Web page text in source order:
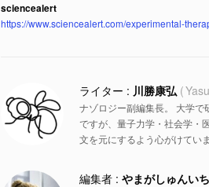
sciencealert
https://www.sciencealert.com/experimental-
川勝康弘
ナゾロジー副編集長。 大学
ですが、量子力学・社会学・
文を元にするよう心がけてい
やまがしゅんいち